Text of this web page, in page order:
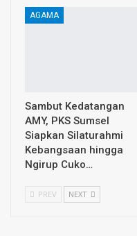
AGAMA
Sambut Kedatangan
AMY, PKS Sumsel
Siapkan Silaturahmi
Kebangsaan hingga
Ngirup Cuko…
PREV NEXT